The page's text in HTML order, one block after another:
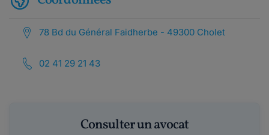
78 Bd du Général Faidherbe - 49300 Cholet
02 41 29 21 43
Consulter un avocat